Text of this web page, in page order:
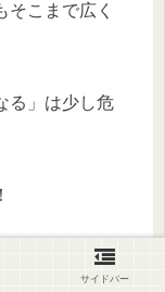
そこまで広く
る」は少し危
サイドバー